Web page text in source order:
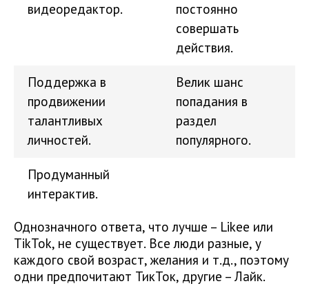
видеоредактор.
постоянно
совершать
действия.
Поддержка в
продвижении
талантливых
личностей.
Велик шанс
попадания в
раздел
популярного.
Продуманный
интерактив.
Однозначного ответа, что лучше – Likee или
TikTok, не существует. Все люди разные, у
каждого свой возраст, желания и т.д., поэтому
одни предпочитают ТикТок, другие – Лайк.